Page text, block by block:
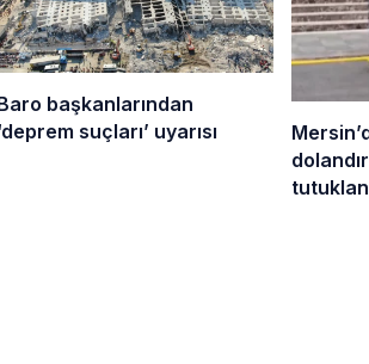
başkanlarından
suçları’ uyarısı